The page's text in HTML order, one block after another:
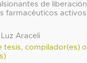
de liberación
farmacéuticos activos
Araceli
tesis, compilador(es) o